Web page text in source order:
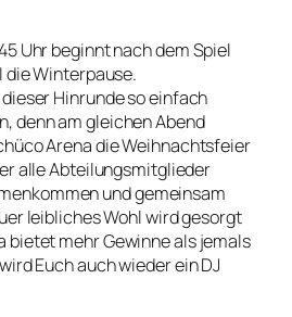
Uhr beginnt nach dem Spiel
Winterpause.
Hinrunde so einfach
denn am gleichen Abend
Arena die Weihnachtsfeier
alle Abteilungsmitglieder
und gemeinsam
leibliches Wohl wird gesorgt
bietet mehr Gewinne als jemals
Euch auch wieder ein DJ